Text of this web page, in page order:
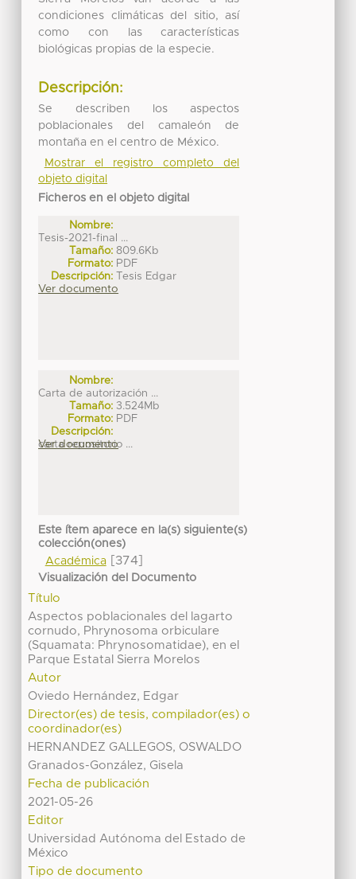
condiciones climáticas del sitio, así
como con las características
biológicas propias de la especie.
Descripción:
Se describen los aspectos
poblacionales del camaleón de
montaña en el centro de México.
Mostrar el registro completo del
objeto digital
Ficheros en el objeto digital
Nombre:
Tesis-2021-final ...
Tamaño: 809.6Kb
Formato: PDF
Descripción:
Tesis Edgar
Ver documento
Nombre:
Carta de autorización ...
Tamaño: 3.524Mb
Formato: PDF
Descripción:
carta repositorio ...
Ver documento
Este ítem aparece en la(s) siguiente(s)
colección(ones)
Académica[374]
Visualización del Documento
Título
Aspectos poblacionales del lagarto
cornudo, Phrynosoma orbiculare
(Squamata: Phrynosomatidae), en el
Parque Estatal Sierra Morelos
Autor
Oviedo Hernández, Edgar
Director(es) de tesis, compilador(es) o
coordinador(es)
HERNANDEZ GALLEGOS, OSWALDO
Granados-González, Gisela
Fecha de publicación
2021-05-26
Editor
Universidad Autónoma del Estado de
México
Tipo de documento